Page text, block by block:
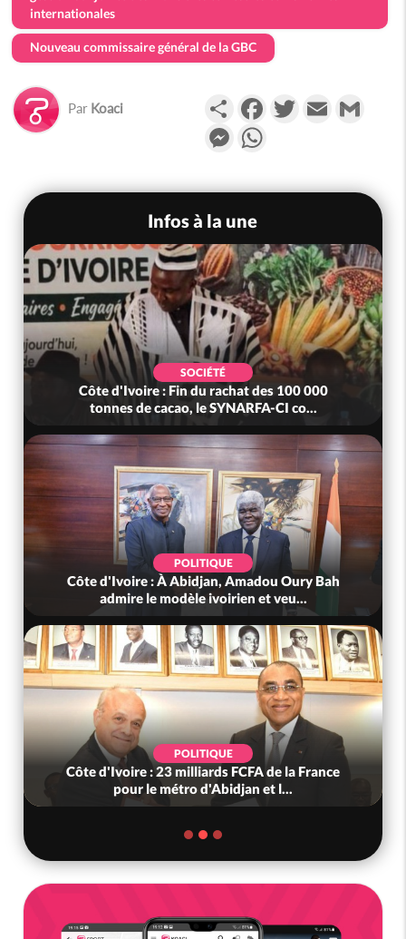
internationales
Nouveau commissaire général de la GBC
Par Koaci PartagerFacebookTwitterEmail
Messenger
Infos à la une
SOCIÉTÉ
Côte d'Ivoire : Fin du rachat des 100 000
tonnes de cacao, le SYNARFA-CI co...
POLITIQUE
Côte d'Ivoire : À Abidjan, Amadou Oury Bah
admire le modèle ivoirien et veu...
POLITIQUE
Côte d'Ivoire : 23 milliards FCFA de la France
pour le métro d'Abidjan et l...